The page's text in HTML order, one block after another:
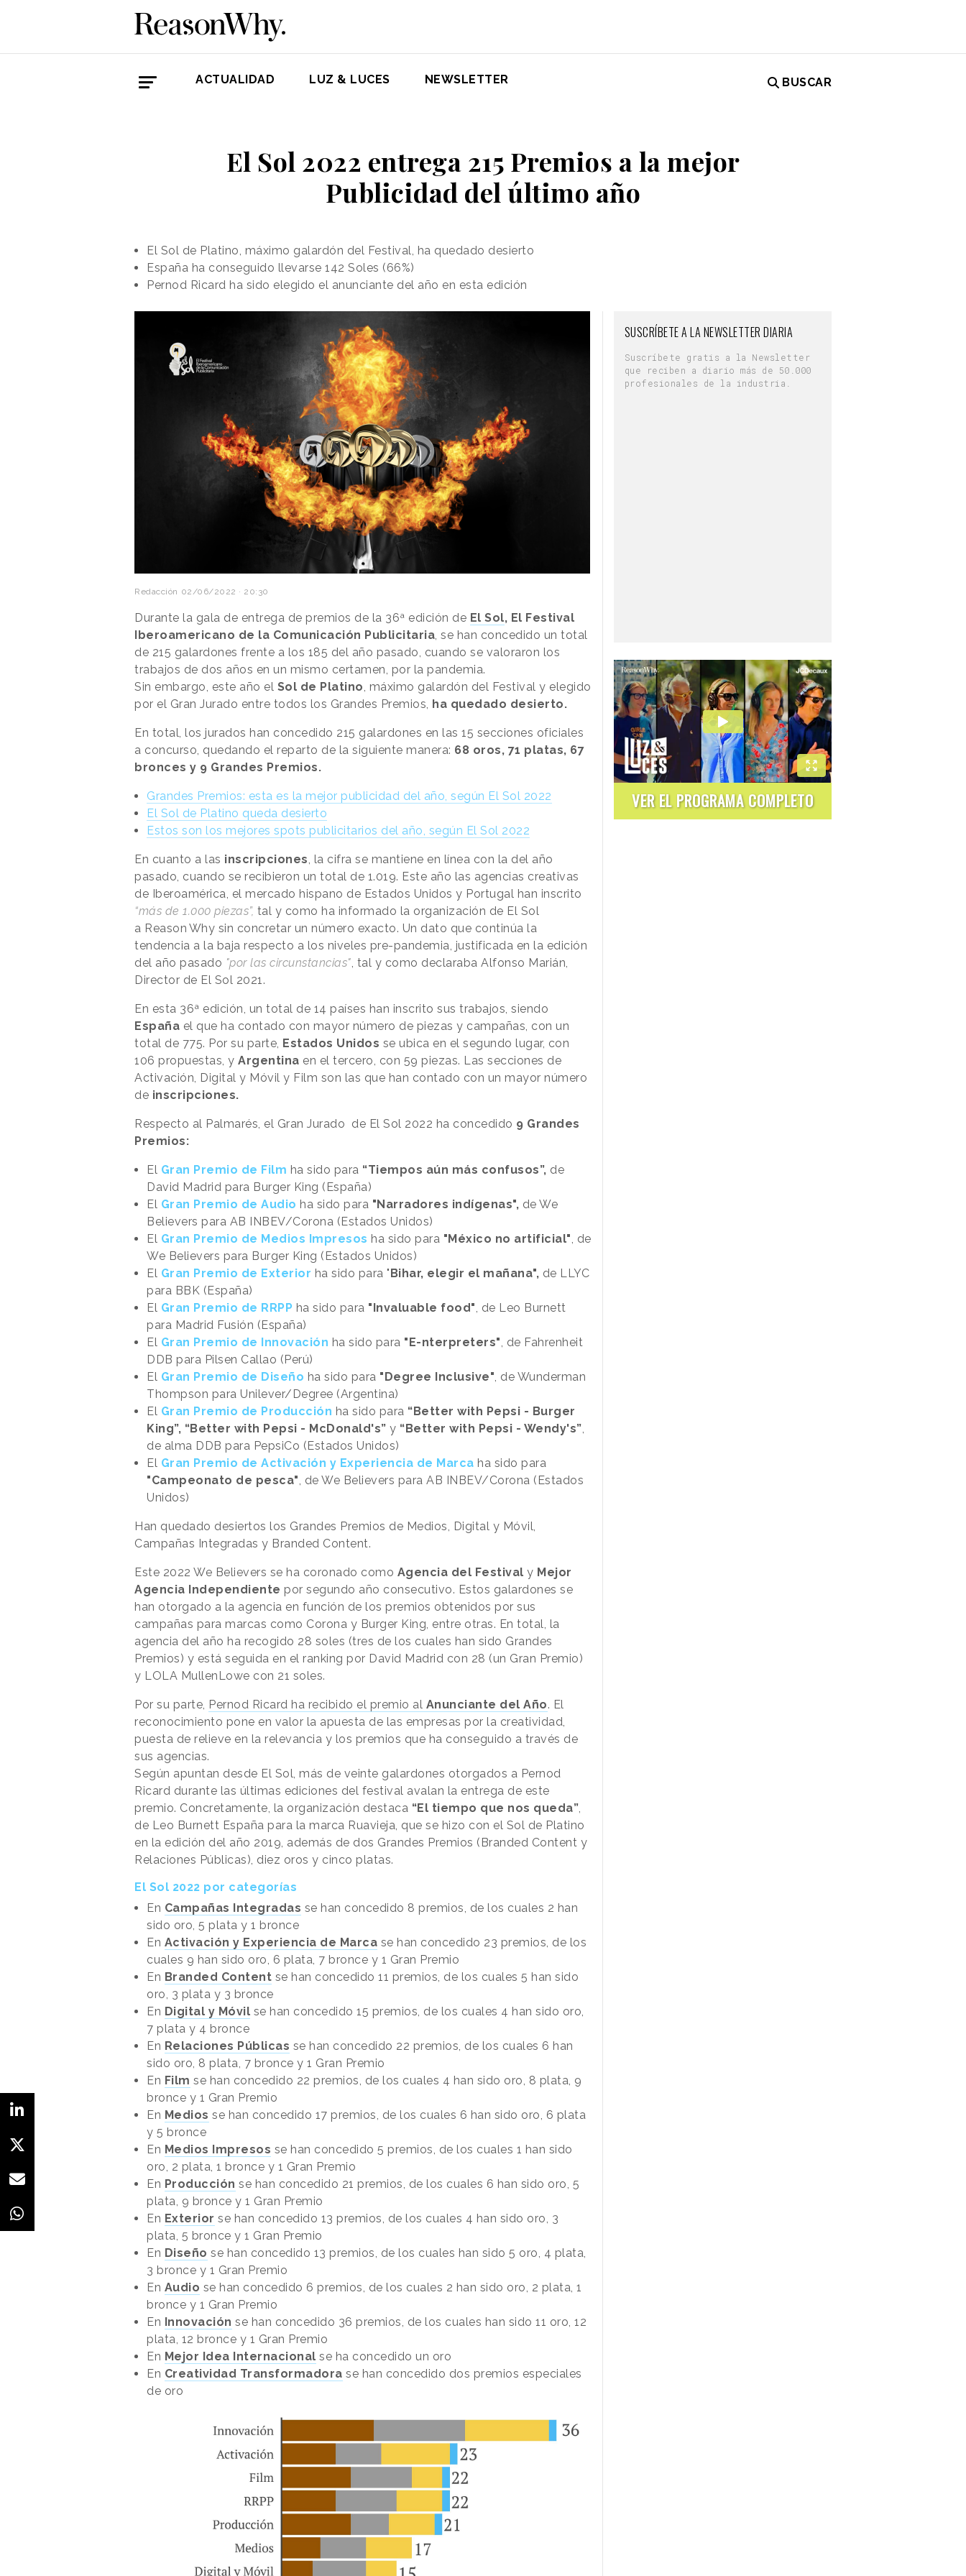
ACTUALIDAD LUZ & LUCES NEWSLETTER BUSCAR
El Sol 2022 entrega 215 Premios a la mejor
Publicidad del último año
El Sol de Platino, máximo galardón del Festival, ha quedado desierto
España ha conseguido llevarse 142 Soles (66%)
Pernod Ricard ha sido elegido el anunciante del año en esta edición
Redacción 02/06/2022 · 20:30
Durante la gala de entrega de premios de la 36ª edición de El Sol, El Festival
Iberoamericano de la Comunicación Publicitaria , se han concedido un total
de 215 galardones frente a los 185 del año pasado, cuando se valoraron los
trabajos de dos años en un mismo certamen, por la pandemia.
Sin embargo, este año el Sol de Platino , máximo galardón del Festival y elegido
por el Gran Jurado entre todos los Grandes Premios, ha quedado desierto.
En total, los jurados han concedido 215 galardones en las 15 secciones oficiales
a concurso, quedando el reparto de la siguiente manera: 68 oros, 71 platas, 67
bronces y 9 Grandes Premios.
Grandes Premios: esta es la mejor publicidad del año, según El Sol 2022
El Sol de Platino queda desierto
Estos son los mejores spots publicitarios del año, según El Sol 2022
En cuanto a las inscripciones , la cifra se mantiene en línea con la del año
pasado, cuando se recibieron un total de 1.019. Este año las agencias creativas
de Iberoamérica, el mercado hispano de Estados Unidos y Portugal han inscrito
“más de 1.000 piezas”, tal y como ha informado la organización de El Sol
a Reason Why sin concretar un número exacto. Un dato que continúa la
tendencia a la baja respecto a los niveles pre-pandemia, justificada en la edición
del año pasado "por las circunstancias" , tal y como declaraba Alfonso Marián,
Director de El Sol 2021.
En esta 36ª edición, un total de 14 países han inscrito sus trabajos, siendo
España el que ha contado con mayor número de piezas y campañas, con un
total de 775. Por su parte, Estados Unidos se ubica en el segundo lugar, con
106 propuestas, y Argentina en el tercero, con 59 piezas. Las secciones de
Activación, Digital y Móvil y Film son las que han contado con un mayor número
de inscripciones.
Respecto al Palmarés, el Gran Jurado de El Sol 2022 ha concedido 9 Grandes
Premios:
El Gran Premio de Film ha sido para “Tiempos aún más confusos”, de
David Madrid para Burger King (España)
El Gran Premio de Audio ha sido para "Narradores indígenas", de We
Believers para AB INBEV/Corona (Estados Unidos)
El Gran Premio de Medios Impresos ha sido para "México no artificial" , de
We Believers para Burger King (Estados Unidos)
El Gran Premio de Exterior ha sido para "Bihar, elegir el mañana", de LLYC
para BBK (España)
El Gran Premio de RRPP ha sido para "Invaluable food" , de Leo Burnett
para Madrid Fusión (España)
El Gran Premio de Innovación ha sido para "E-nterpreters" , de Fahrenheit
DDB para Pilsen Callao (Perú)
El Gran Premio de Diseño ha sido para "Degree Inclusive" , de Wunderman
Thompson para Unilever/Degree (Argentina)
El Gran Premio de Producción ha sido para “Better with Pepsi - Burger
King”, “Better with Pepsi - McDonald's” y “Better with Pepsi - Wendy's”
de alma DDB para PepsiCo (Estados Unidos)
El Gran Premio de Activación y Experiencia de Marca ha sido para
"Campeonato de pesca" , de We Believers para AB INBEV/Corona (Estados
Unidos)
Han quedado desiertos los Grandes Premios de Medios, Digital y Móvil,
Campañas Integradas y Branded Content.
Este 2022 We Believers se ha coronado como Agencia del Festival y Mejor
Agencia Independiente por segundo año consecutivo. Estos galardones se
han otorgado a la agencia en función de los premios obtenidos por sus
campañas para marcas como Corona y Burger King, entre otras. En total, la
agencia del año ha recogido 28 soles (tres de los cuales han sido Grandes
Premios) y está seguida en el ranking por David Madrid con 28 (un Gran Premio)
y LOLA MullenLowe con 21 soles.
Por su parte, Pernod Ricard ha recibido el premio al Anunciante del Año. El
reconocimiento pone en valor la apuesta de las empresas por la creatividad,
puesta de relieve en la relevancia y los premios que ha conseguido a través de
sus agencias.
Según apuntan desde El Sol, más de veinte galardones otorgados a Pernod
Ricard durante las últimas ediciones del festival avalan la entrega de este
premio. Concretamente, la organización destaca “El tiempo que nos queda”
de Leo Burnett España para la marca Ruavieja, que se hizo con el Sol de Platino
en la edición del año 2019, además de dos Grandes Premios (Branded Content y
Relaciones Públicas), diez oros y cinco platas.
El Sol 2022 por categorías
En Campañas Integradas se han concedido 8 premios, de los cuales 2 han
sido oro, 5 plata y 1 bronce
En Activación y Experiencia de Marca se han concedido 23 premios, de los
cuales 9 han sido oro, 6 plata, 7 bronce y 1 Gran Premio
En Branded Content se han concedido 11 premios, de los cuales 5 han sido
oro, 3 plata y 3 bronce
En Digital y Móvil se han concedido 15 premios, de los cuales 4 han sido oro,
7 plata y 4 bronce
En Relaciones Públicas se han concedido 22 premios, de los cuales 6 han
sido oro, 8 plata, 7 bronce y 1 Gran Premio
En Film se han concedido 22 premios, de los cuales 4 han sido oro, 8 plata, 9
bronce y 1 Gran Premio
En Medios se han concedido 17 premios, de los cuales 6 han sido oro, 6 plata
y 5 bronce
En Medios Impresos se han concedido 5 premios, de los cuales 1 han sido
oro, 2 plata, 1 bronce y 1 Gran Premio
En Producción se han concedido 21 premios, de los cuales 6 han sido oro, 5
plata, 9 bronce y 1 Gran Premio
En Exterior se han concedido 13 premios, de los cuales 4 han sido oro, 3
plata, 5 bronce y 1 Gran Premio
En Diseño se han concedido 13 premios, de los cuales han sido 5 oro, 4 plata,
3 bronce y 1 Gran Premio
En Audio se han concedido 6 premios, de los cuales 2 han sido oro, 2 plata, 1
bronce y 1 Gran Premio
En Innovación se han concedido 36 premios, de los cuales han sido 11 oro, 12
plata, 12 bronce y 1 Gran Premio
En Mejor Idea Internacional se ha concedido un oro
En Creatividad Transformadora se han concedido dos premios especiales
de oro
SUSCRÍBETE A LA NEWSLETTER DIARIA
Suscríbete gratis a la Newsletter
que reciben a diario más de 50.000
profesionales de la industria.
VER EL PROGRAMA COMPLETO